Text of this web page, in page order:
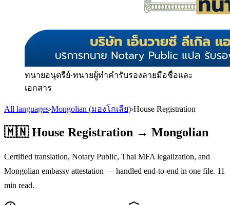
ทนายอนุตรีย์·ทนายผู้ทำคำรับรองลายมือชื่อและ
เอกสาร
All languages›Mongolian (มองโกเลีย)›House Registration
🇲🇳 House Registration → Mongolian
Certified translation, Notary Public, Thai MFA legalization, and
Mongolian embassy attestation — handled end-to-end in one file. 11
min read.